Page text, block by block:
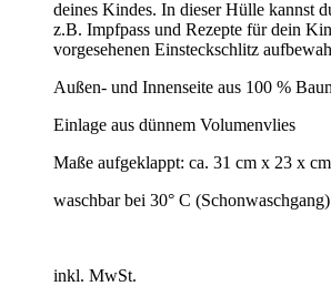
deines Kindes. In dieser Hülle kannst
z.B. Impfpass und Rezepte für dein
vorgesehenen Einsteckschlitz
Außen- und Innenseite aus 100 %
Einlage aus dünnem Volumenvlies
Maße aufgeklappt: ca. 31 cm x 23 x
waschbar bei 30° C (Schonwaschgang)
inkl. MwSt.